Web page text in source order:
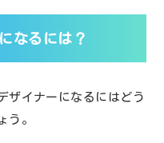
なるには？
ザイナーになるにはどう
う。